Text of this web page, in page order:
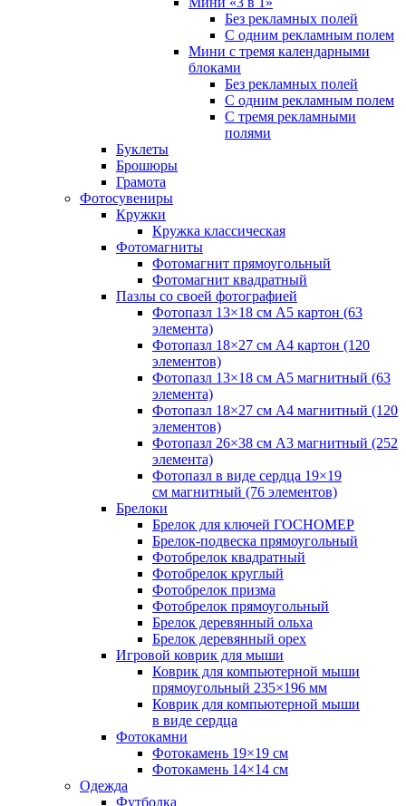
Без рекламных полей
С одним рекламным полем
Мини с тремя календарными
блоками
Без рекламных полей
С одним рекламным полем
С тремя рекламными
полями
Буклеты
Брошюры
Грамота
Фотосувениры
Кружки
Кружка классическая
Фотомагниты
Фотомагнит прямоугольный
Фотомагнит квадратный
Пазлы со своей фотографией
Фотопазл 13×18 см А5 картон (63
элемента)
Фотопазл 18×27 см А4 картон (120
элементов)
Фотопазл 13×18 см А5 магнитный (63
элемента)
Фотопазл 18×27 см А4 магнитный (120
элементов)
Фотопазл 26×38 см А3 магнитный (252
элемента)
Фотопазл в виде сердца 19×19
см магнитный (76 элементов)
Брелоки
Брелок для ключей ГОСНОМЕР
Брелок-подвеска прямоугольный
Фотобрелок квадратный
Фотобрелок круглый
Фотобрелок призма
Фотобрелок прямоугольный
Брелок деревянный ольха
Брелок деревянный орех
Игровой коврик для мыши
Коврик для компьютерной мыши
прямоугольный 235×196 мм
Коврик для компьютерной мыши
в виде сердца
Фотокамни
Фотокамень 19×19 см
Фотокамень 14×14 см
Одежда
Футболка